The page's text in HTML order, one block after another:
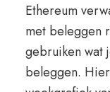
Ethereum
met beleggen
gebruiken wat
beleggen.